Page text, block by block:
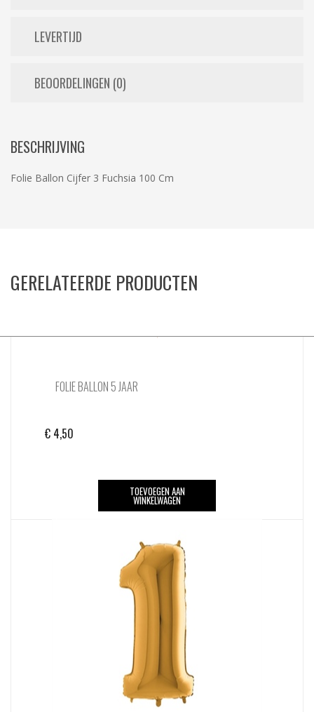
LEVERTIJD
BEOORDELINGEN (0)
BESCHRIJVING
Folie Ballon Cijfer 3 Fuchsia 100 Cm
GERELATEERDE PRODUCTEN
FOLIE BALLON 5 JAAR
€ 4,50
TOEVOEGEN AAN
WINKELWAGEN